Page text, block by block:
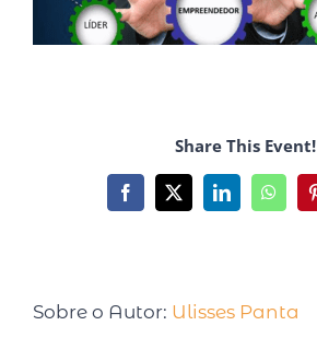
Share This Event!
Sobre o Autor: Ulisses Panta